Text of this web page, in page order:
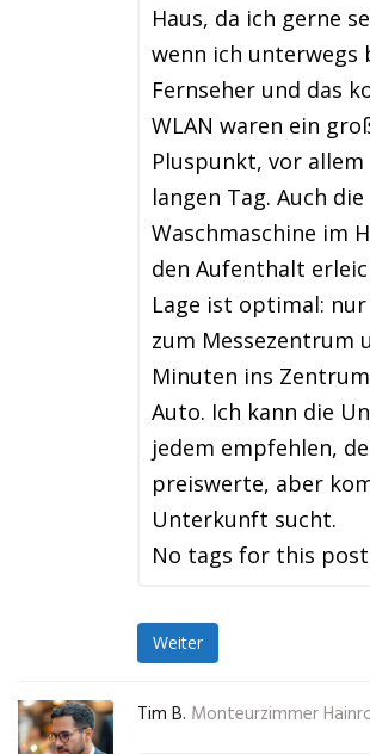
Haus, da ich gerne
wenn ich unterwegs
Fernseher und das
WLAN waren ein
Pluspunkt, vor allem
langen Tag. Auch die
Waschmaschine im
den Aufenthalt
Lage ist optimal:
zum Messezentrum
Minuten ins
Auto. Ich kann die
jedem empfehlen,
preiswerte, aber
Unterkunft sucht.
No tags for this
Weiter
Tim B. Monteurzimmer